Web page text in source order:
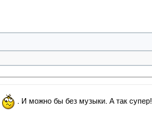
. И можно бы без музыки. А так супер!